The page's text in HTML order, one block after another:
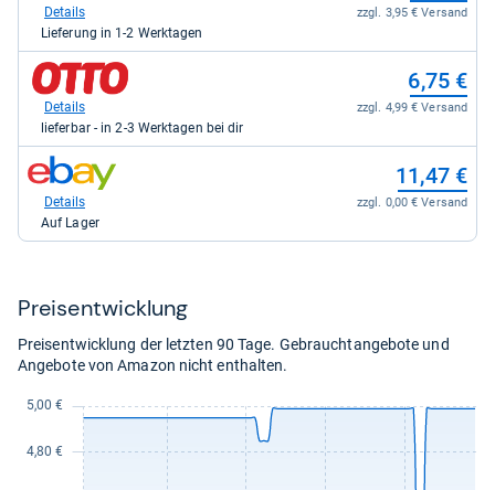
kaufen.
Shop
DE
für
6,75
kaufen.
zzgl. 3,95 € Versand
Details
Lieferung in 1-2 Werktagen
zum
Shop:
OTTO
6,75
kaufen.
6,75 €
zzgl. 4,99 € Versand
Details
lieferbar - in 2-3 Werktagen bei dir
zum
Shop:
eBay
11,47 €
zzgl. 0,00 € Versand
Details
Auf Lager
Preis­ent­wick­lung
Preisentwicklung der letzten 90 Tage. Gebrauchtangebote und
Angebote von Amazon nicht enthalten.